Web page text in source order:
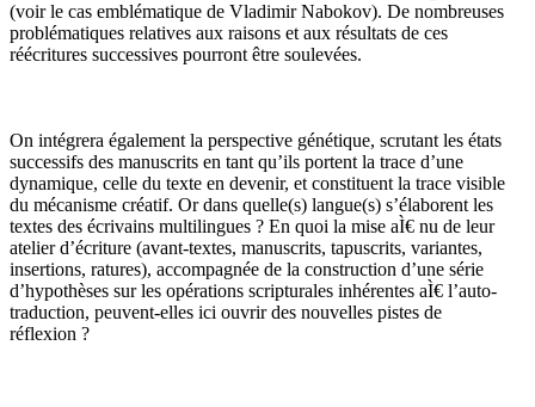
(voir le cas emblématique de Vladimir Nabokov). De nombreuses
problématiques relatives aux raisons et aux résultats de ces
réécritures successives pourront être soulevées.
On intégrera également la perspective génétique, scrutant les états
successifs des manuscrits en tant qu’ils portent la trace d’une
dynamique, celle du texte en devenir, et constituent la trace visible
du mécanisme créatif. Or dans quelle(s) langue(s) s’élaborent les
textes des écrivains multilingues ? En quoi la mise aÌ€ nu de leur
atelier d’écriture (avant-textes, manuscrits, tapuscrits, variantes,
insertions, ratures), accompagnée de la construction d’une série
d’hypothèses sur les opérations scripturales inhérentes aÌ€ l’auto-
traduction, peuvent-elles ici ouvrir des nouvelles pistes de
réflexion ?